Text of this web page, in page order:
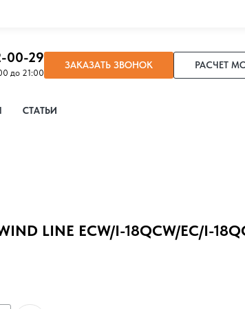
00-29
до 21:00
ЗАКАЗАТЬ ЗВОНОК РАСЧЕТ
СТАТЬИ
LINE ECW/I-18QCW/EC/I-